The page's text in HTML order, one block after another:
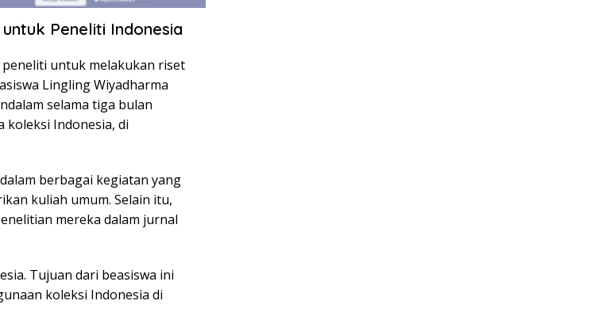
Peneliti Indonesia
untuk melakukan riset
Lingling Wiyadharma
selama tiga bulan
koleksi Indonesia, di
berbagai kegiatan yang
kuliah umum. Selain itu,
mereka dalam jurnal
Tujuan dari beasiswa ini
koleksi Indonesia di